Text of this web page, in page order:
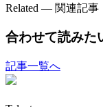
Related — 関連記事
合わせて読みた
記事一覧へ